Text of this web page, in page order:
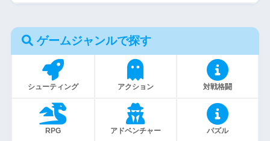
ゲームジャンルで探す
シューティング アクション 対戦格闘
RPG アドベンチャー パズル